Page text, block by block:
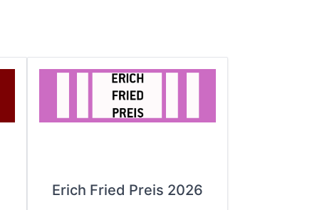
Erich Fried Preis 2026